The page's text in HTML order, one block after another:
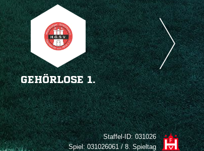
GEHÖRLOSE 1.
Staffel-ID:031026
Spiel:031026061 / 8. Spieltag